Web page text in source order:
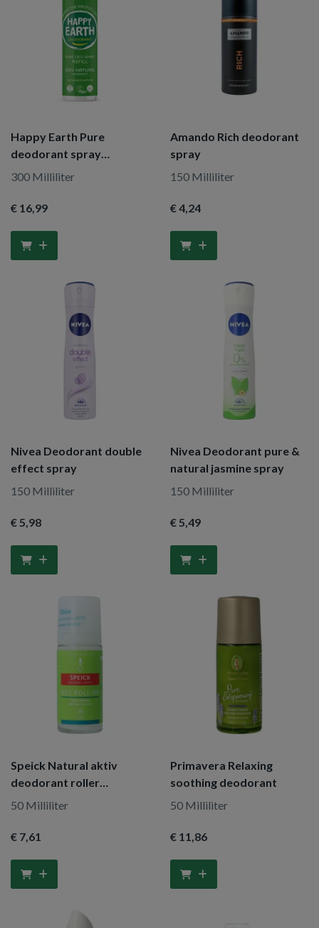
Happy Earth Pure
deodorant spray
cucumber matcha refill
300 Milliliter
€ 16,99
Amando Rich deodorant
spray
150 Milliliter
€ 4,24
Nivea Deodorant double
effect spray
150 Milliliter
€ 5,98
Nivea Deodorant pure &
natural jasmine spray
150 Milliliter
€ 5,49
Speick Natural aktiv
deodorant roller
alcoholvrij
50 Milliliter
€ 7,61
Primavera Relaxing
soothing deodorant
50 Milliliter
€ 11,86